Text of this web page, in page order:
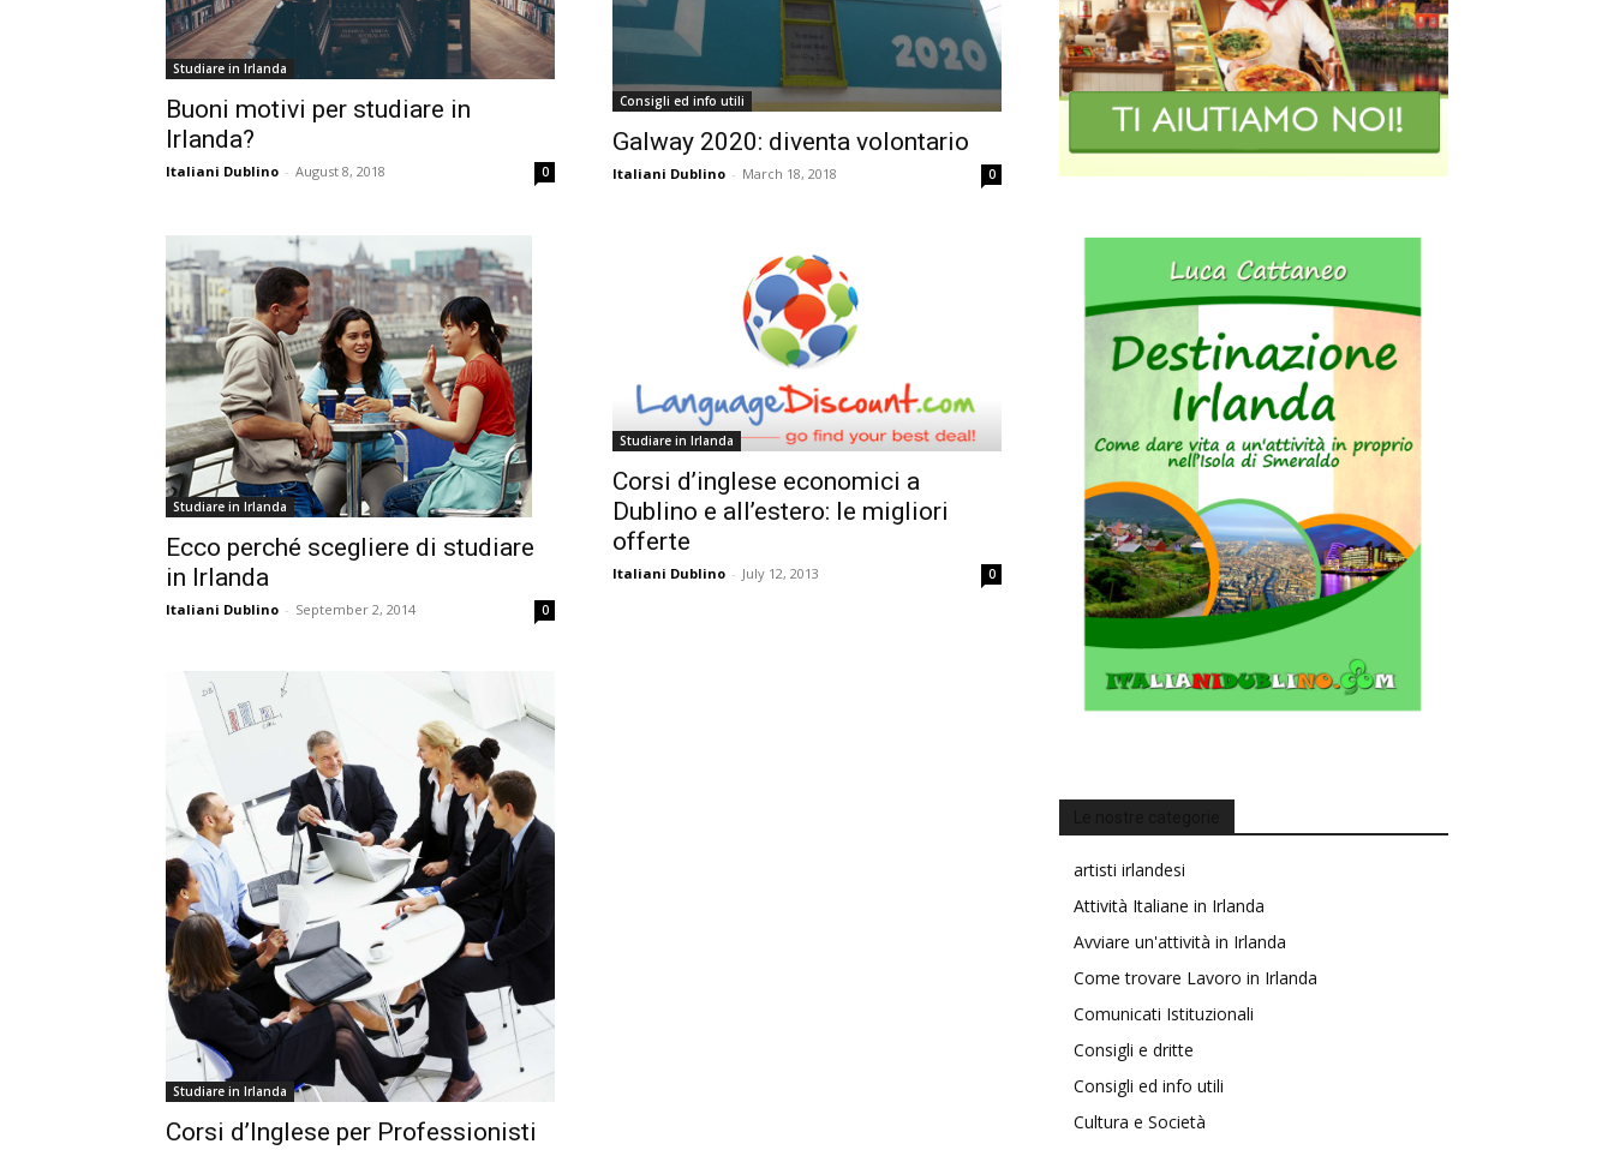
Studiare in Irlanda
Buoni motivi per studiare in
Irlanda?
Italiani Dublino - August 8, 2018 0
Consigli ed info utili
Galway 2020: diventa volontario
Italiani Dublino - March 18, 2018 0
Studiare in Irlanda
Ecco perché scegliere di studiare
in Irlanda
Italiani Dublino - September 2, 2014 0
Studiare in Irlanda
Corsi d’inglese economici a
Dublino e all’estero: le migliori
offerte
Italiani Dublino - July 12, 2013 0
Studiare in Irlanda
Corsi d’Inglese per Professionisti
artisti irlandesi
Attività Italiane in Irlanda
Avviare un'attività in Irlanda
Come trovare Lavoro in Irlanda
Comunicati Istituzionali
Consigli e dritte
Consigli ed info utili
Cultura e Società